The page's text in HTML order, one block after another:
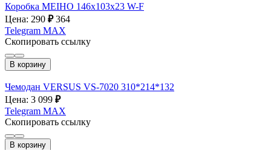
Коробка MEIHO 146x103х23 W-F
Цена: 290 ₽ 364
Telegram MAX
Скопировать ссылку
В корзину
Чемодан VERSUS VS-7020 310*214*132
Цена: 3 099 ₽
Telegram MAX
Скопировать ссылку
В корзину